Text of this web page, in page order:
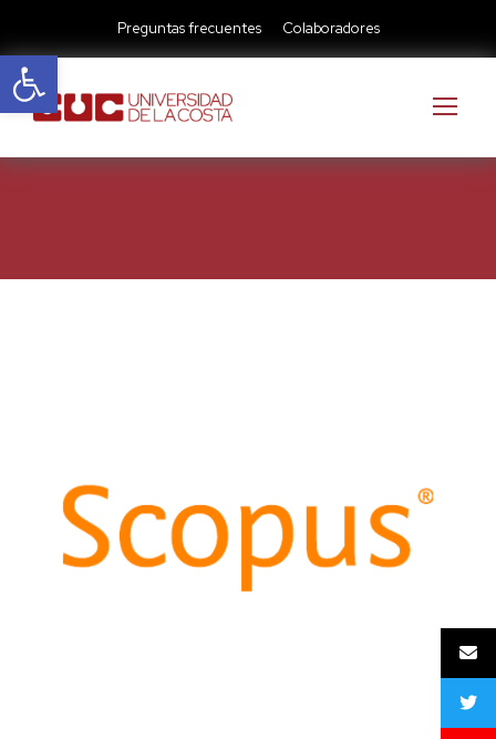
Abrir barra de herramientas
Preguntas frecuentes Colaboradores